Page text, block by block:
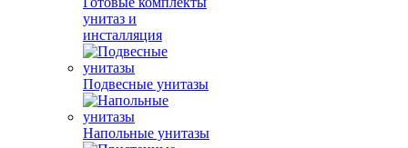
унитаз и
инсталляция
Подвесные унитазы
Напольные унитазы